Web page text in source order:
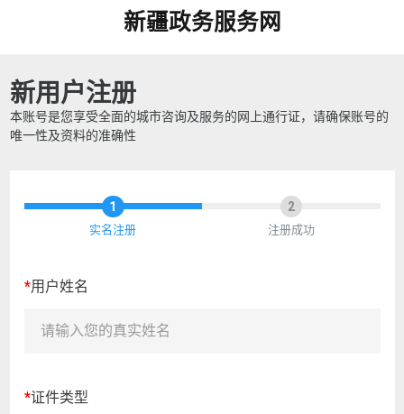
新疆政务服务网
新用户注册
本账号是您享受全面的城市咨询及服务的网上通行证，请确保账号的
唯一性及资料的准确性
1
实名注册
2
注册成功
*用户姓名
*证件类型